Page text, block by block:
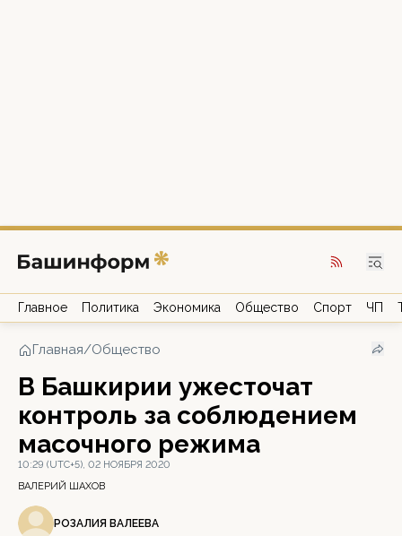
Главное Политика Экономика Общество Спорт ЧП
Главная/Общество
В Башкирии ужесточат
контроль за соблюдением
масочного режима
10:29 (UTC+5), 02 НОЯБРЯ 2020
ВАЛЕРИЙ ШАХОВ
РОЗАЛИЯ ВАЛЕЕВА